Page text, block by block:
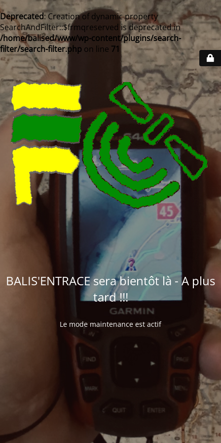
Deprecated: Creation of dynamic property
SearchAndFilter::$frmqreserved is deprecated in
/home/balised/www/wp-content/plugins/search-
filter/search-filter.php on line 71
BALIS'ENTRACE sera bientôt là - A plus
tard !!!
Le mode maintenance est actif